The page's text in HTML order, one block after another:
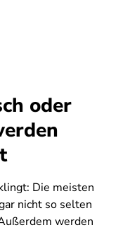
oder
Die meisten
nicht so selten
werden